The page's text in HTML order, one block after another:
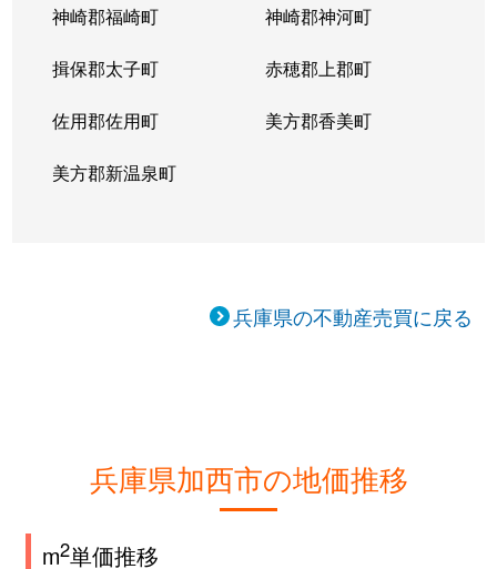
神崎郡福崎町 神崎郡神河町
揖保郡太子町 赤穂郡上郡町
佐用郡佐用町 美方郡香美町
美方郡新温泉町
兵庫県の不動産売買に戻る
兵庫県加西市の地価推移
m2単価推移